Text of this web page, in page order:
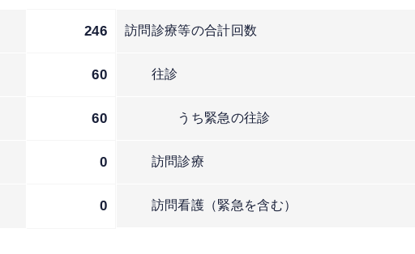
246
60
60
0
0
訪問診療等の合計回数
往診
うち緊急の往診
訪問診療
訪問看護（緊急を含む）